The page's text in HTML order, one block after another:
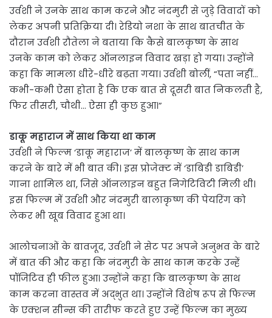
उर्वशी ने उनके साथ काम करने और नंदमुरी से जुड़े विवादों को
लेकर अपनी प्रतिक्रिया दी। रेडियो नशा के साथ बातचीत के
दौरान उर्वशी रौतेला ने बताया कि कैसे बालकृष्ण के साथ
उनके काम को लेकर ऑनलाइन विवाद खड़ा हो गया। उन्होंने
कहा कि मामला धीरे-धीरे बढ़ता गया। उर्वशी बोलीं, “पता नहीं…
कभी-कभी ऐसा होता है कि एक बात से दूसरी बात निकलती है,
फिर तीसरी, चौथी… ऐसा ही कुछ हुआ।”
डाकू महाराज में साथ किया था काम
उर्वशी ने फिल्म ‘डाकू महाराज’ में बालकृष्ण के साथ काम
करने के बारे में भी बात की। इस प्रोजेक्ट में ‘डाबिडी डाबिडी’
गाना शामिल था, जिसे ऑनलाइन बहुत निगेटिविटी मिली थी।
इस फिल्म में उर्वशी और नंदमुरी बालाकृष्ण की पेयरिंग को
लेकर भी खूब विवाद हुआ था।
आलोचनाओं के बावजूद, उर्वशी ने सेट पर अपने अनुभव के बारे
में बात की और कहा कि नंदमुरी के साथ काम करके उन्हें
पॉजिटिव ही फील हुआ। उन्होंने कहा कि बालकृष्ण के साथ
काम करना वास्तव में अद्भुत था। उन्होंने विशेष रूप से फिल्म
के एक्शन सीन्स की तारीफ करते हुए उन्हें फिल्म का मुख्य